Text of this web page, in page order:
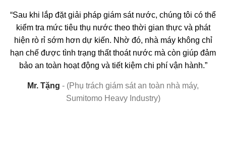
“Sau khi lắp đặt giải pháp giám sát nước, chúng tôi có thể
kiểm tra mức tiêu thụ nước theo thời gian thực và phát
hiện rò rỉ sớm hơn dự kiến. Nhờ đó, nhà máy không chỉ
hạn chế được tình trạng thất thoát nước mà còn giúp đảm
bảo an toàn hoạt động và tiết kiệm chi phí vận hành.”
Mr. Tặng
(Phụ trách giám sát an toàn nhà máy,
Sumitomo Heavy Industry)